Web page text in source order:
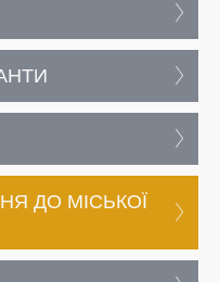
ДО МІСЬКОЇ